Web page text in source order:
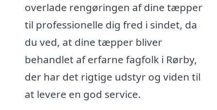
overlade rengøringen af dine tæpper
til professionelle dig fred i sindet, da
du ved, at dine tæpper bliver
behandlet af erfarne fagfolk i Rørby,
der har det rigtige udstyr og viden til
at levere en god service.